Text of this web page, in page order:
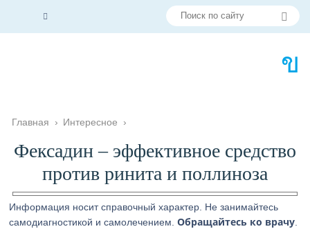
Главная › Интересное ›
Фексадин – эффективное средство
против ринита и поллиноза
Информация носит справочный характер. Не занимайтесь
самодиагностикой и самолечением.Обращайтесь ко врачу